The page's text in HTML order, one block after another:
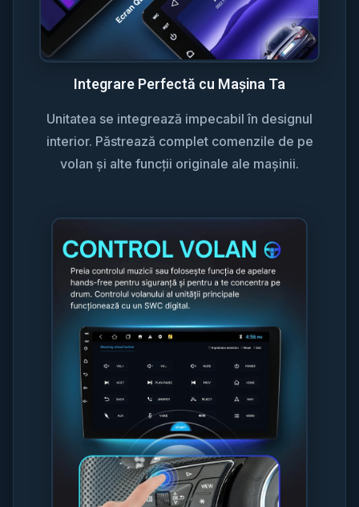
Integrare Perfectă cu Mașina Ta
Unitatea se integrează impecabil în designul
interior. Păstrează complet comenzile de pe
volan și alte funcții originale ale mașinii.